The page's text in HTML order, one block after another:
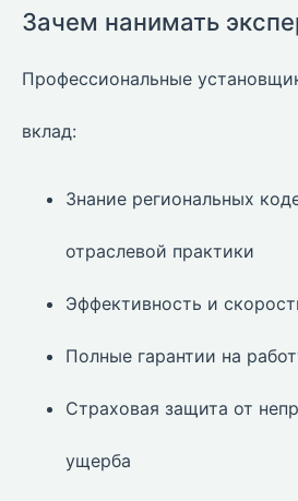
Зачем нанимать
Профессиональные
вклад:
Знание региональных
отраслевой практики
Эффективность и
Полные гарантии на
Страховая защита от
ущерба